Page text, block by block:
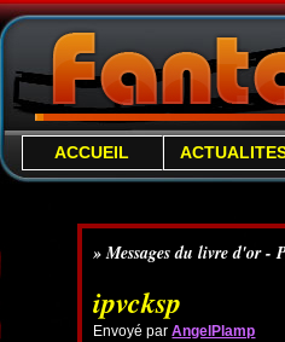
ACCUEIL
» Messages du livre d'or -
ipvcksp
Envoyé parAngelPlamp